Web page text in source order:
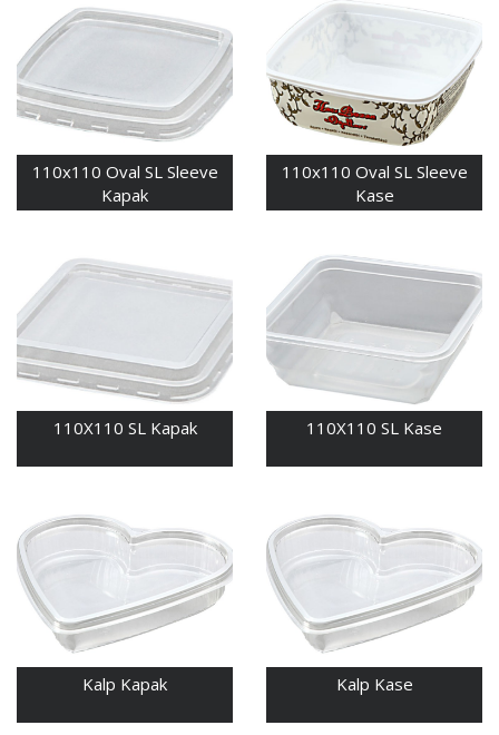
110x110 Oval SL Sleeve
Kapak
110x110 Oval SL Sleeve
Kase
110X110 SL Kapak 110X110 SL Kase
Kalp Kapak Kalp Kase